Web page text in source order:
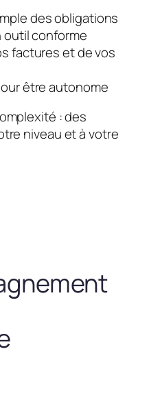
des obligations
outil conforme
factures et de vos
être autonome
: des
niveau et à votre